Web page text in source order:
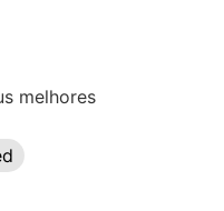
melhores